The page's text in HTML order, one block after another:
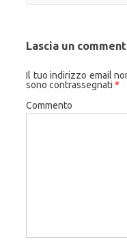
Lascia un
Il tuo indirizzo email
sono contrassegnati *
Commento